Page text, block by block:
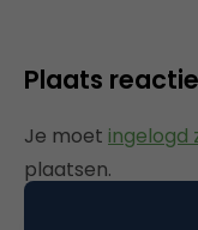
Plaats reactie
Je moet ingelogd
plaatsen.